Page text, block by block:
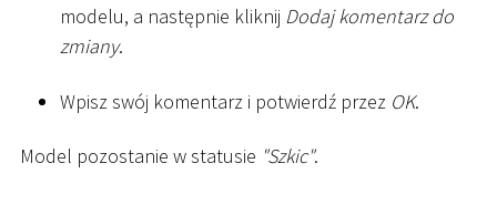
modelu, a następnie kliknij Dodaj komentarz do
zmiany.
Wpisz swój komentarz i potwierdź przez OK.
Model pozostanie w statusie "Szkic".